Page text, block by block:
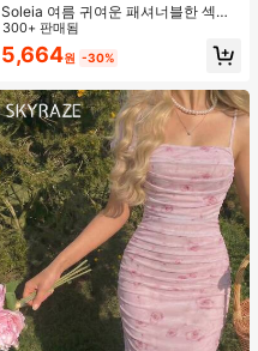
Soleia 여름 귀여운 패셔너블한 섹시
한 홀터 타이 트위스트 오픈 백 탑
300+ 판매됨
5,664원 -30%